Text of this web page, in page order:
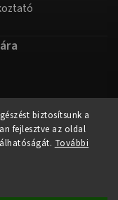
biztosítsunk a
fejlesztve az oldal
További
jog fenntartva.